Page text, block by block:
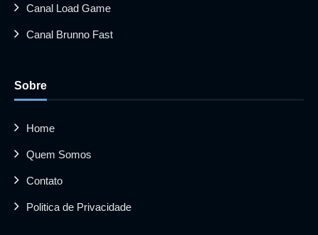
Canal Load Game
Canal Brunno Fast
Sobre
Home
Quem Somos
Contato
Politica de Privacidade